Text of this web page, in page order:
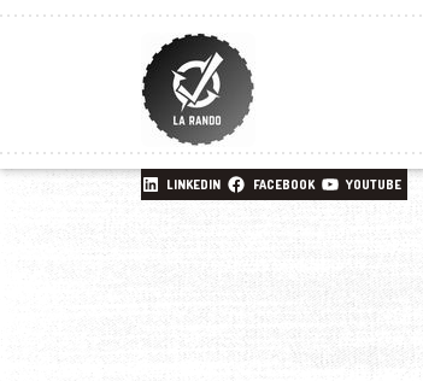
LINKEDIN FACEBOOK YOUTUBE